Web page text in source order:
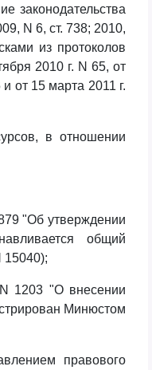
законодательства
N 6, ст. 738; 2010,
из протоколов
2010 г. N 65, от
от 15 марта 2011 г.
в отношении
"Об утверждении
общий
15040);
1203 "О внесении
Минюстом
правового